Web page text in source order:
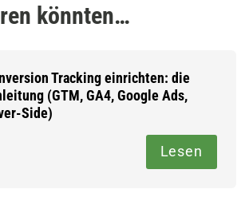
könnten…
Tracking einrichten: die
(GTM, GA4, Google Ads,
Side)
Lesen